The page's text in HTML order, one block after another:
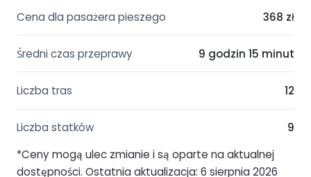
Cena dla pasażera pieszego 368 zł
Średni czas przeprawy 9 godzin 15 minut
Liczba tras 12
Liczba statków
9
*Ceny mogą ulec zmianie i są oparte na aktualnej
dostępności. Ostatnia aktualizacja: 6 sierpnia 2026